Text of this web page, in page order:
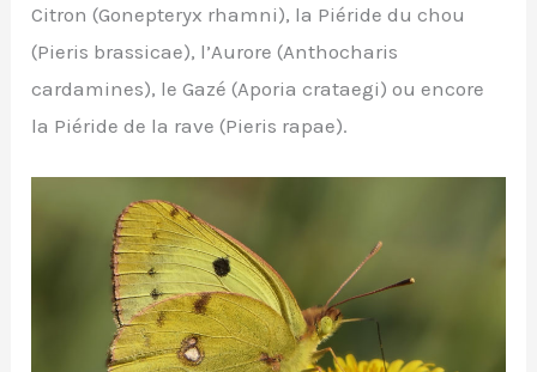
Citron (Gonepteryx rhamni), la Piéride du chou
(Pieris brassicae), l’Aurore (Anthocharis
cardamines), le Gazé (Aporia crataegi) ou encore
la Piéride de la rave (Pieris rapae).